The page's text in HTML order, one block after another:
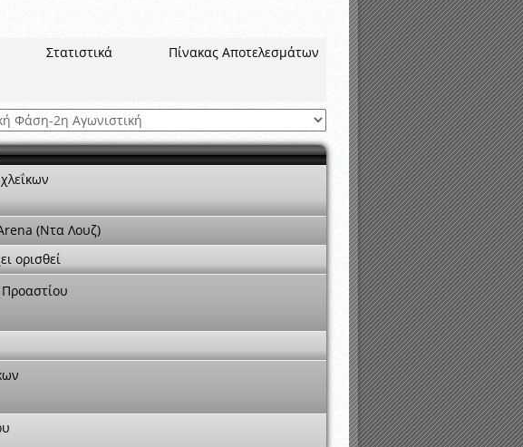
ΕΠΣΑ αγωνιστικής περιόδου 2015-2016
Στατιστικά Πίνακας Αποτελεσμάτων
(Ντα Λουζ)
ορισθεί